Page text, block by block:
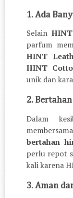
1. Ada
Selain
parfum
HINT
HINT
unik dan
2.
Dalam
bertahan
perlu repot
kali karena
3. Aman